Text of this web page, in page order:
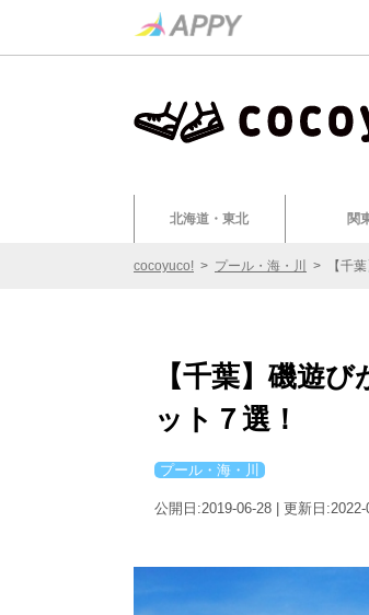
北海道・東北 関
cocoyuco! > プール・海・川 > 【千
【千葉】磯遊
ット７選！
プール・海・川
公開日:2019-06-28 | 更新日:2022-